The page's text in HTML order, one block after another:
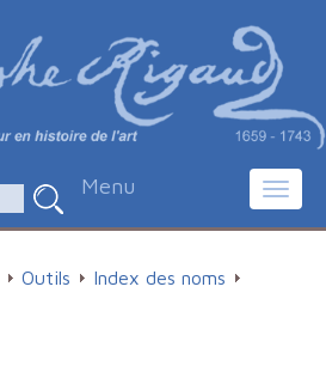
Menu
Outils
Index des noms